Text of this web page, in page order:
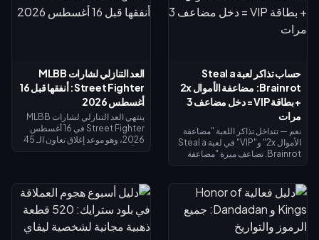
حساب تذاكر لعبة Steal a
Brainrot: مضاعفة الأموال 2x
+ بطاقة VIP = دخل مضاعف 3
مرات
نعم — تتداخل تذاكر اللعبة "مضاعفة
الأموال 2x" و"VIP" في لعبة Steal a
Brainrot. تضاعف ميزة "مضاعفة
لتعطيك بالضبط 3 أضعاف الدخل
الأساسي - وليس 4 أضعاف. تبلغ
تكلفة مضاعفة الأموال 2x نحو 119
(الإجمالي 618). اشترِ مضاعفة الأموال
العد التنازلي لشارات MLBB
Street Fighter: أنفقها قبل 16
أغسطس 2026
ينتهي العد التنازلي لشارات MLBB
Street Fighter في 16 أغسطس
2026، وهو موعد إغلاق تعاون الـ 45
الحدث، لذا احرص على استبدال كل
شيء الآن: تكلفة أزياء التقاطع
الرئيسية 1,200 شارة، والأزياء
الملونة البديلة 200 شارة. تحقق من
رصيدك في صفحة الحدث، واتبع قائمة